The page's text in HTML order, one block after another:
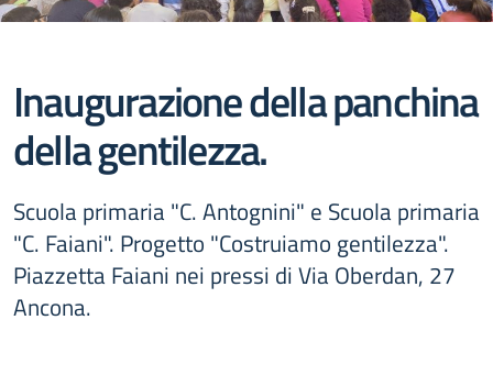
Inaugurazione della panchina
della gentilezza.
Scuola primaria "C. Antognini" e Scuola primaria
"C. Faiani". Progetto "Costruiamo gentilezza".
Piazzetta Faiani nei pressi di Via Oberdan, 27
Ancona.